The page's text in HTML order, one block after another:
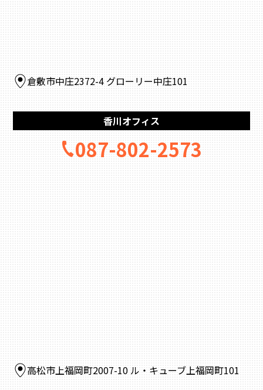
倉敷市中庄2372-4 グローリー中庄101
香川オフィス
087-802-2573
高松市上福岡町2007-10 ル・キューブ上福岡町101